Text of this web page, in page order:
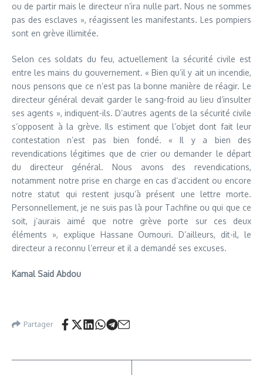
ou de partir mais le directeur n’ira nulle part. Nous ne sommes
pas des esclaves », réagissent les manifestants. Les pompiers
sont en grève illimitée.
Selon ces soldats du feu, actuellement la sécurité civile est
entre les mains du gouvernement. « Bien qu’il y ait un incendie,
nous pensons que ce n’est pas la bonne manière de réagir. Le
directeur général devait garder le sang-froid au lieu d’insulter
ses agents », indiquent-ils. D’autres agents de la sécurité civile
s’opposent à la grève. Ils estiment que l’objet dont fait leur
contestation n’est pas bien fondé. « Il y a bien des
revendications légitimes que de crier ou demander le départ
du directeur général. Nous avons des revendications,
notamment notre prise en charge en cas d’accident ou encore
notre statut qui restent jusqu’à présent une lettre morte.
Personnellement, je ne suis pas là pour Tachfine ou qui que ce
soit, j’aurais aimé que notre grève porte sur ces deux
éléments », explique Hassane Oumouri. D’ailleurs, dit-il, le
directeur a reconnu l’erreur et il a demandé ses excuses.
Kamal Said Abdou
Partager